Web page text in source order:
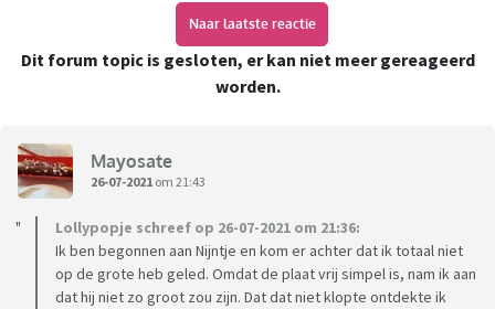
https://youtube.com/c/SonovaStitch
https://irisborduurt.nl/
https://www.garenenzo.nl/#
https://www.hobbydoityourself.nl/c-5102529/borduren-
overig/
Naar laatste reactie
Dit forum topic is gesloten, er kan niet meer gereageerd
worden.
Mayosate
26-07-2021 om 21:43
Lollypopje schreef op 26-07-2021 om 21:36:
Ik ben begonnen aan Nijntje en kom er achter dat ik totaal niet
op de grote heb geled. Omdat de plaat vrij simpel is, nam ik aan
dat hij niet zo groot zou zijn. Dat dat niet klopte ontdekte ik